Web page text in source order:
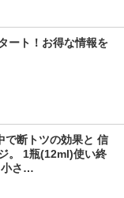
ート！お得な情報を
で断トツの効果と 信
。 1瓶(12ml)使い終
小さ…